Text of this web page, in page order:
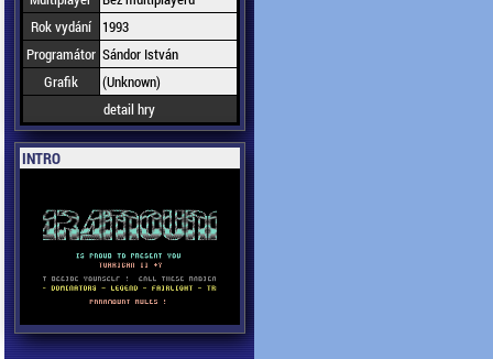
Rok vydání
1993
Programátor Sándor István
Grafik
(Unknown)
detail hry
INTRO